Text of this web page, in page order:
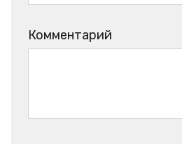
Комментарий